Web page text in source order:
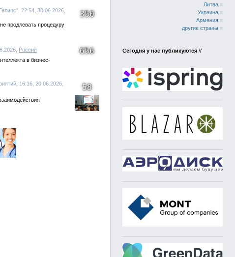
22:54, 30.06.2026,
350
продлевать процедуру
Россия 656
в бизнес-
16:16, 20.06.2026,
58
Литва «
Украина «
Армения «
другие страны «
Сегодня у нас публикуются //